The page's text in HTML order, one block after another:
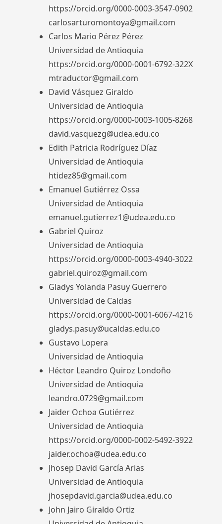
https://orcid.org/0000-0003-3547-0902
carlosarturomontoya@gmail.com
Carlos Mario Pérez Pérez
Universidad de Antioquia
https://orcid.org/0000-0001-6792-322X
mtraductor@gmail.com
David Vásquez Giraldo
Universidad de Antioquia
https://orcid.org/0000-0003-1005-8268
david.vasquezg@udea.edu.co
Edith Patricia Rodríguez Díaz
Universidad de Antioquia
htidez85@gmail.com
Emanuel Gutiérrez Ossa
Universidad de Antioquia
emanuel.gutierrez1@udea.edu.co
Gabriel Quiroz
Universidad de Antioquia
https://orcid.org/0000-0003-4940-3022
gabriel.quiroz@gmail.com
Gladys Yolanda Pasuy Guerrero
Universidad de Caldas
https://orcid.org/0000-0001-6067-4216
gladys.pasuy@ucaldas.edu.co
Gustavo Lopera
Universidad de Antioquia
Héctor Leandro Quiroz Londoño
Universidad de Antioquia
leandro.0729@gmail.com
Jaider Ochoa Gutiérrez
Universidad de Antioquia
https://orcid.org/0000-0002-5492-3922
jaider.ochoa@udea.edu.co
Jhosep David García Arias
Universidad de Antioquia
jhosepdavid.garcia@udea.edu.co
John Jairo Giraldo Ortiz